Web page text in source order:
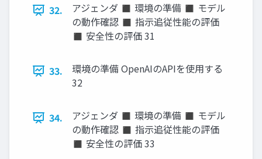
32.
アジェンダ ◼ 環境の準備 ◼ モデル
の動作確認 ◼ 指示追従性能の評価
◼ 安全性の評価 31
33.
環境の準備 OpenAIのAPIを使用する
32
34.
アジェンダ ◼ 環境の準備 ◼ モデル
の動作確認 ◼ 指示追従性能の評価
◼ 安全性の評価 33